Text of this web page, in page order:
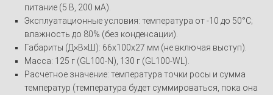
питание (5 В, 200 мА).
Эксплуатационные условия: температура от -10 до 50°C;
влажность до 80% (без конденсации).
Габариты (Д×В×Ш): 66x100x27 мм (не включая выступ).
Масса: 125 г (GL100-N), 130 г (GL100-WL).
Расчетное значение: температура точки росы и сумма
температур (температура будет суммироваться, пока она